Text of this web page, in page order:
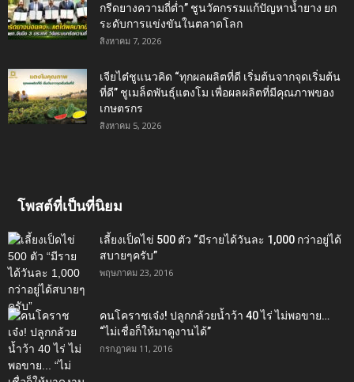
กรีดยางความถี่ต่ำ” ชูนวัตกรรมแก้ปัญหาน้ำยาง ยก
ระดับการแข่งขันในตลาดโลก
สิงหาคม 7, 2026
เจียไต๋ชูแนวคิด “ทุกผลผลิตที่ดี เริ่มต้นจากจุดเริ่มต้น
ที่ดี” ชูเมล็ดพันธุ์แตงโม เพื่อผลผลิตที่มีคุณภาพของ
เกษตรกร
สิงหาคม 5, 2026
โพสต์ที่เป็นที่นิยม
เลี้ยงเป็ดไข่ 500 ตัว “มีรายได้วันละ 1,000 กว่าอยู่ได้
สบายๆครับ”
พฤษภาคม 23, 2016
คนโคราชเจ๋ง! ปลูกกล้วยน้ำว้า 40 ไร่ ไม่พอขาย…
“ไม่เชื่อก็ให้มาดูงานได้”‬
กรกฎาคม 11, 2016